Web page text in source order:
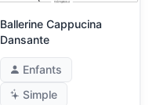
Ballerine Cappucina
Dansante
Enfants
Simple